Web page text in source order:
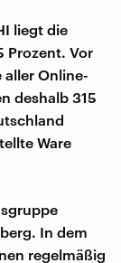
liegt die
Prozent. Vor
aller Online-
deshalb 315
Ware
In dem
regelmäßig